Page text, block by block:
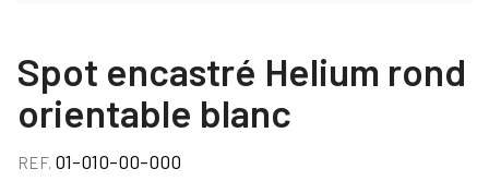
Spot encastré Helium rond
orientable blanc
REF. 01-010-00-000